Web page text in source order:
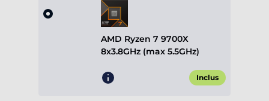
AMD Ryzen 7 9700X
8x3.8GHz (max 5.5GHz)
Inclus